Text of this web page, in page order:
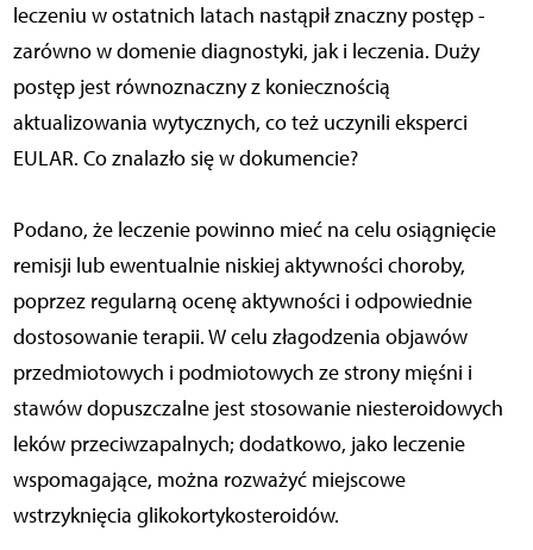
leczeniu w ostatnich latach nastąpił znaczny postęp -
zarówno w domenie diagnostyki, jak i leczenia. Duży
postęp jest równoznaczny z koniecznością
aktualizowania wytycznych, co też uczynili eksperci
EULAR. Co znalazło się w dokumencie?
Podano, że leczenie powinno mieć na celu osiągnięcie
remisji lub ewentualnie niskiej aktywności choroby,
poprzez regularną ocenę aktywności i odpowiednie
dostosowanie terapii. W celu złagodzenia objawów
przedmiotowych i podmiotowych ze strony mięśni i
stawów dopuszczalne jest stosowanie niesteroidowych
leków przeciwzapalnych; dodatkowo, jako leczenie
wspomagające, można rozważyć miejscowe
wstrzyknięcia glikokortykosteroidów.